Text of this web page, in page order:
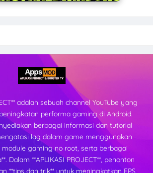
adalah sebuah channel YouTube yang
performa gaming di Android.
berbagai informasi dan tutorial
lag dalam game menggunakan
module gaming no root, serta berbagai
Dalam **APLIKASI PROJECT**, penonton
**tips dan trik** untuk meningkatkan FPS,